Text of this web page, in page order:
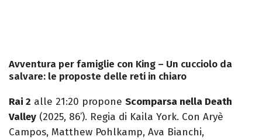
Avventura per famiglie con King – Un cucciolo da
salvare: le proposte delle reti in chiaro
Rai 2 alle 21:20 propone Scomparsa nella Death
Valley (2025, 86’). Regia di Kaila York. Con Aryè
Campos, Matthew Pohlkamp, Ava Bianchi,